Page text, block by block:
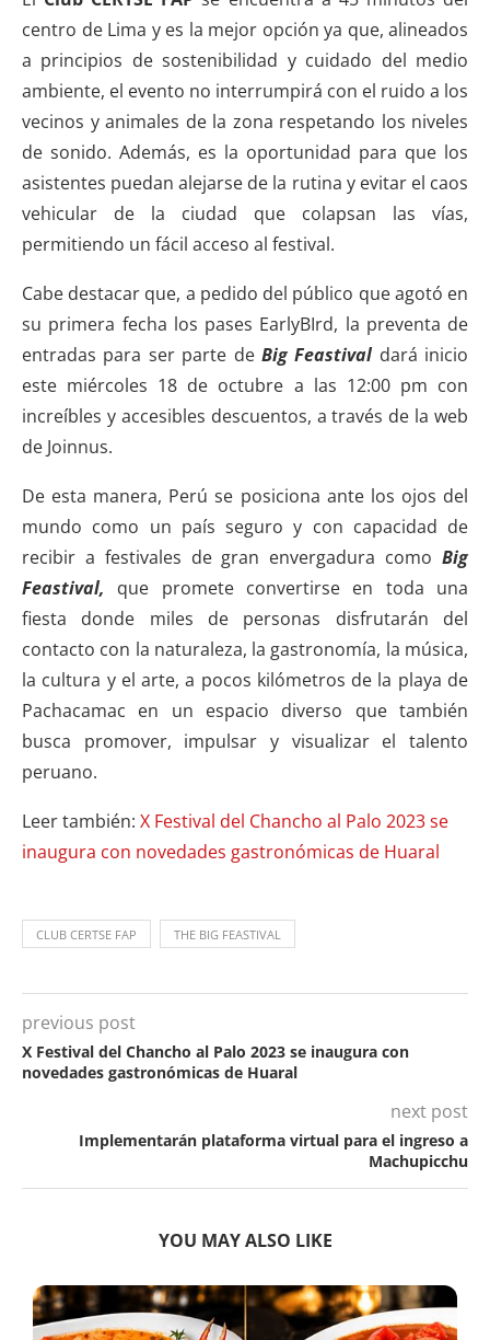
centro de Lima y es la mejor opción ya que, alineados
a principios de sostenibilidad y cuidado del medio
ambiente, el evento no interrumpirá con el ruido a los
vecinos y animales de la zona respetando los niveles
de sonido. Además, es la oportunidad para que los
asistentes puedan alejarse de la rutina y evitar el caos
vehicular de la ciudad que colapsan las vías,
permitiendo un fácil acceso al festival.
Cabe destacar que, a pedido del público que agotó en
su primera fecha los pases EarlyBIrd, la preventa de
entradas para ser parte deBig Feastival dará inicio
este miércoles 18 de octubre a las 12:00 pm con
increíbles y accesibles descuentos, a través de la web
de Joinnus.
De esta manera, Perú se posiciona ante los ojos del
mundo como un país seguro y con capacidad de
recibir a festivales de gran envergadura como Big
Feastival, que promete convertirse en toda una
fiesta donde miles de personas disfrutarán del
contacto con la naturaleza, la gastronomía, la música,
la cultura y el arte, a pocos kilómetros de la playa de
Pachacamac en un espacio diverso que también
busca promover, impulsar y visualizar el talento
peruano.
Leer también: X Festival del Chancho al Palo 2023 se
inaugura con novedades gastronómicas de Huaral
CLUB CERTSE FAP THE BIG FEASTIVAL
previous post
X Festival del Chancho al Palo 2023 se inaugura con
novedades gastronómicas de Huaral
next post
Implementarán plataforma virtual para el ingreso a
Machupicchu
YOU MAY ALSO LIKE